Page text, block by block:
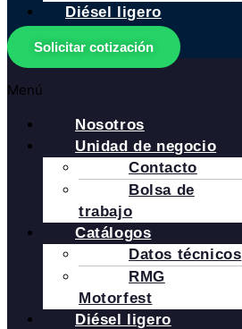
Diésel ligero
Solicitar cotización
Menú
Nosotros
Unidad de negocio
Contacto
Bolsa de
trabajo
Catálogos
Datos técnicos
RMG
Motorfest
Diésel ligero